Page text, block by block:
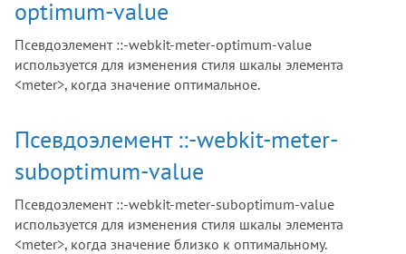
optimum-value
Псевдоэлемент ::-webkit-meter-optimum-value
используется для изменения стиля шкалы элемента
<meter>, когда значение оптимальное.
Псевдоэлемент ::-webkit-meter-
suboptimum-value
Псевдоэлемент ::-webkit-meter-suboptimum-value
используется для изменения стиля шкалы элемента
<meter>, когда значение близко к оптимальному.